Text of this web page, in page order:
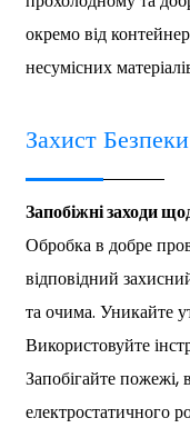
окремо від
несумісних
Захист Безпеки
Запобіжні заходи
Обробка в добре
відповідний
та очима. Уникайте
Використовуйте
Запобігайте пожежі,
електростатичного